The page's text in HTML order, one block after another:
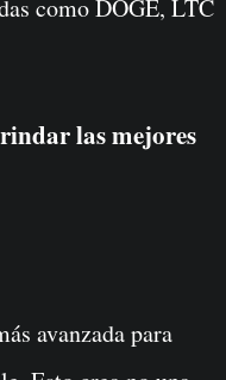
como DOGE, LTC
las mejores
avanzada para